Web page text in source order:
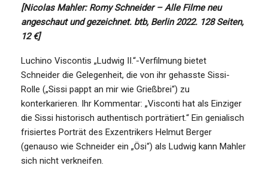
[Nicolas Mahler: Romy Schneider – Alle Filme neu
angeschaut und gezeichnet. btb, Berlin 2022. 128 Seiten,
12 €]
Luchino Viscontis „Ludwig II.“-Verfilmung bietet
Schneider die Gelegenheit, die von ihr gehasste Sissi-
Rolle („Sissi pappt an mir wie Grießbrei“) zu
konterkarieren. Ihr Kommentar: „Visconti hat als Einziger
die Sissi historisch authentisch porträtiert.“ Ein genialisch
frisiertes Porträt des Exzentrikers Helmut Berger
(genauso wie Schneider ein „Ösi“) als Ludwig kann Mahler
sich nicht verkneifen.